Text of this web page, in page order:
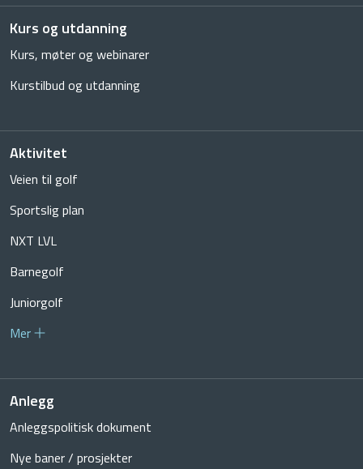
Kurs og utdanning
Kurs, møter og webinarer
Kurstilbud og utdanning
Aktivitet
Veien til golf
Sportslig plan
NXT LVL
Barnegolf
Juniorgolf
Mer
Anlegg
Anleggspolitisk dokument
Nye baner / prosjekter